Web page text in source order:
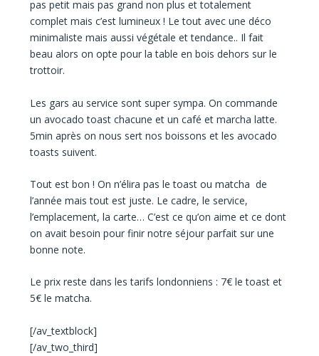
pas petit mais pas grand non plus et totalement
complet mais c’est lumineux ! Le tout avec une déco
minimaliste mais aussi végétale et tendance.. Il fait
beau alors on opte pour la table en bois dehors sur le
trottoir.
Les gars au service sont super sympa. On commande
un avocado toast chacune et un café et marcha latte.
5min après on nous sert nos boissons et les avocado
toasts suivent.
Tout est bon ! On n’élira pas le toast ou matcha de
l’année mais tout est juste. Le cadre, le service,
l’emplacement, la carte… C’est ce qu’on aime et ce dont
on avait besoin pour finir notre séjour parfait sur une
bonne note.
Le prix reste dans les tarifs londonniens : 7€ le toast et
5€ le matcha.
[/av_textblock]
[/av_two_third]